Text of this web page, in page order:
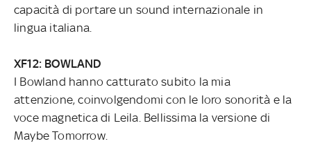
capacità di portare un sound internazionale in
lingua italiana.
XF12: BOWLAND
I Bowland hanno catturato subito la mia
attenzione, coinvolgendomi con le loro sonorità e la
voce magnetica di Leila. Bellissima la versione di
Maybe Tomorrow.